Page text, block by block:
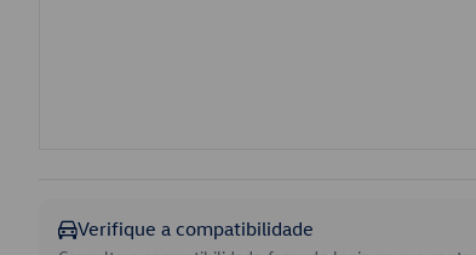
Verifique a compatibilidade